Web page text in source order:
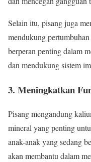
Selain itu, pisang juga
mendukung
berperan penting dalam
dan mendukung sistem
3. Meningkatkan
Pisang mengandung
mineral yang penting
anak-anak yang sedang
akan membantu dalam